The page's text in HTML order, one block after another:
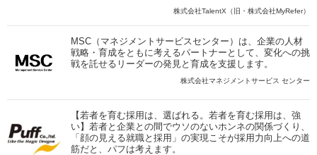
株式会社TalentX（旧・株式会社MyRefer）
MSC（マネジメントサービスセンター）は、企業の人材
戦略・育成をともに考えるパートナーとして、変化への挑
戦を託せるリーダーの発見と育成を支援します。
株式会社マネジメントサービス センター
【若者を育む採用は、選ばれる。若者を育む採用は、強
い】若者と企業との間でウソのないホンネの関係づくり、
「顔の見える就職と採用」の実現こそが採用力向上への道
筋だと、パフは考えます。